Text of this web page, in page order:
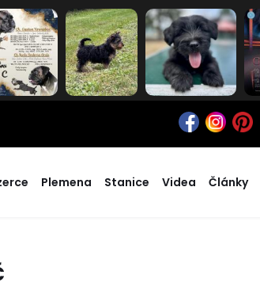
Plemena Stanice Videa Články